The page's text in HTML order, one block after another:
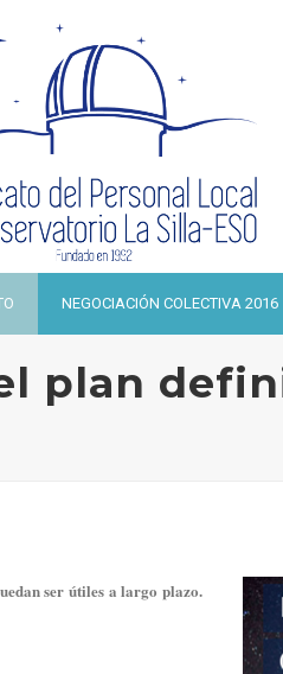
NEGOCIACIÓN COLECTIVA 2016
plan
ser útiles a largo plazo.